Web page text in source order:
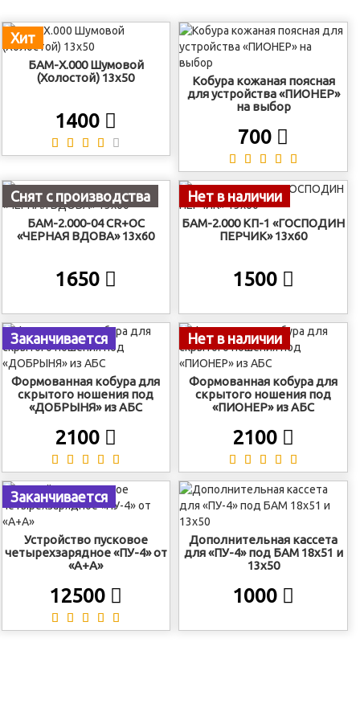
Хит
БАМ-Х.000 Шумовой
(Холостой) 13х50
1400
Кобура кожаная поясная
для устройства «ПИОНЕР»
на выбор
700
Снят с производства
БАМ-2.000-04 CR+ОС
«ЧЕРНАЯ ВДОВА» 13х60
1650
Нет в наличии
БАМ-2.000 КП-1 «ГОСПОДИН
ПЕРЧИК» 13х60
1500
Заканчивается
Формованная кобура для
скрытого ношения под
«ДОБРЫНЯ» из АБС
2100
Нет в наличии
Формованная кобура для
скрытого ношения под
«ПИОНЕР» из АБС
2100
Заканчивается
Устройство пусковое
четырехзарядное «ПУ-4» от
«А+А»
12500
Дополнительная кассета
для «ПУ-4» под БАМ 18х51 и
13х50
1000